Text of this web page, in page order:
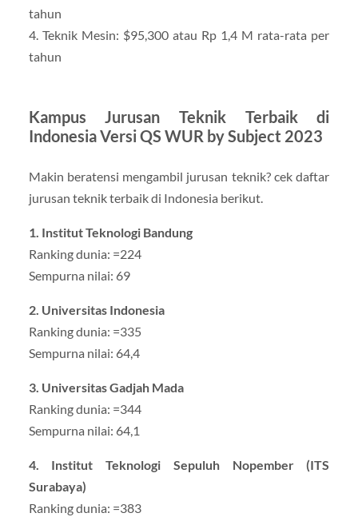
tahun
4. Teknik Mesin: $95,300 atau Rp 1,4 M rata-rata per
tahun
Kampus Jurusan Teknik Terbaik di
Indonesia Versi QS WUR by Subject 2023
Makin beratensi mengambil jurusan teknik? cek daftar
jurusan teknik terbaik di Indonesia berikut.
1. Institut Teknologi Bandung
Ranking dunia: =224
Sempurna nilai: 69
2. Universitas Indonesia
Ranking dunia: =335
Sempurna nilai: 64,4
3. Universitas Gadjah Mada
Ranking dunia: =344
Sempurna nilai: 64,1
4. Institut Teknologi Sepuluh Nopember (ITS
Surabaya)
Ranking dunia: =383